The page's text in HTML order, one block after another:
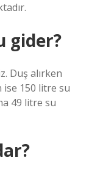
gider?
Duş alırken
150 litre su
49 litre su